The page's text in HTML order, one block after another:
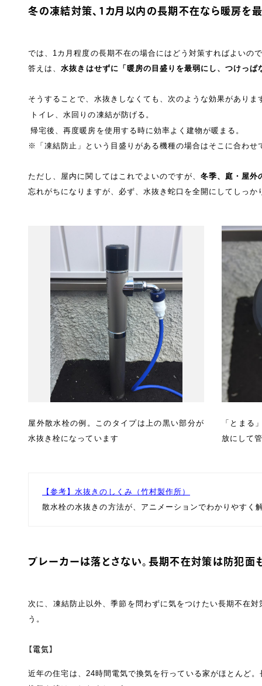
冬の凍結対策、1カ月以内の長期不在なら暖房を
では、1カ月程度の長期不在の場合にはどう対策すればよいの
答えは、水抜きはせずに「暖房の目盛りを最弱にし、つけっぱ
そうすることで、水抜きしなくても、次のような効果がありま
トイレ、水回りの凍結が防げる。
帰宅後、再度暖房を使用する時に効率よく建物が暖まる。
※「凍結防止」という目盛りがある機種の場合はそこに合わせ
ただし、屋内に関してはこれでよいのですが、冬季、庭・屋外
忘れがちになりますが、必ず、水抜き蛇口を全開にしてしっか
屋外散水栓の例。このタイプは上の黒い部分が
水抜き栓になっています
「とまる
放にして
【参考】水抜きのしくみ（竹村製作所）
散水栓の水抜きの方法が、アニメーションでわかりやすく
ブレーカーは落とさない。長期不在対策は防犯面
次に、凍結防止以外、季節を問わずに気をつけたい長期不在
う。
【電気】
近年の住宅は、24時間電気で換気を行っている家がほとんど